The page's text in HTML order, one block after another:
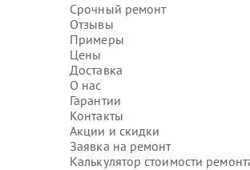
Срочный ремонт
Отзывы
Примеры
Цены
Доставка
О нас
Гарантии
Контакты
Акции и скидки
Заявка на ремонт
Калькулятор стоимости